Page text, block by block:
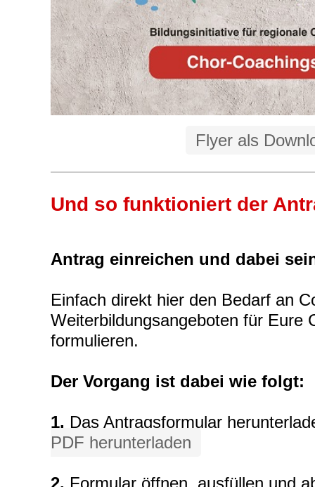
Flyer als
Und so funktioniert der
Antrag einreichen und dabei
Einfach direkt hier den Bedarf an
Weiterbildungsangeboten für Eure
formulieren.
Der Vorgang ist dabei wie folgt:
1. Das Antragsformular
PDF herunterladen
2. Formular öffnen, ausfüllen und